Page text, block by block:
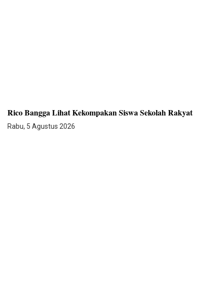
Rico Bangga Lihat Kekompakan Siswa Sekolah Rakyat
Rabu, 5 Agustus 2026